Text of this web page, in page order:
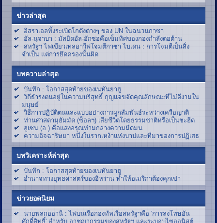
ข่าวล่าสุด
อิสราเอลทิ้งระเบิดโกดังต่างๆ ของ UN ในฉนวนกาซา
อัล-นุจาบา : มัสยิดอัล-อักซอคือเข็มทิศของกองกำลังต่อต้าน
สหรัฐฯ ไฟเขียวเทลอาวีฟโจมตีกาซา ไบเดน : การโจมตีเป็นสิ่ง
จำเป็น แต่การยึดครองนั้นผิด
บทความล่าสุด
บันทึก : โอกาสสุดท้ายของเนทันยาฮู
วิถีธำรงตนอยู่ในความบริสุทธิ์ กุญแจขจัดคุณลักษณะที่ไม่ดีงามใน
มนุษย์
วิธีการปฏิบัติตนและแบบอย่างการผูกสัมพันธ์ระหว่างเครือญาติ
ท่านศาสดามุฮัมมัด (ซ็อลฯ) เสียชีวิตโดยธรรมชาติหรือเป็นชะฮีด
ฮูเซน (อ.) คือแสงอรุณท่ามกลางความมืดมน
ความอิจฉาริษยา หนึ่งในรากเหง้าแห่งบาปและที่มาของการปฏิเสธ
บทวิเคราะห์ล่าสุด
บันทึก : โอกาสสุดท้ายของเนทันยาฮู
อำนาจทางยุทธศาสตร์ของอิหร่าน ทำให้อเมริกาต้องคุกเข่า
ข่าวยอดนิยม
นายพลกออานี : ไฟบนเรือกองทัพเรือสหรัฐฯคือ 'การลงโทษอัน
ศักดิ์สิทธิ์' สำหรับ อาชญากรรมของสหรัฐฯ และระบอบไซออนิสต์